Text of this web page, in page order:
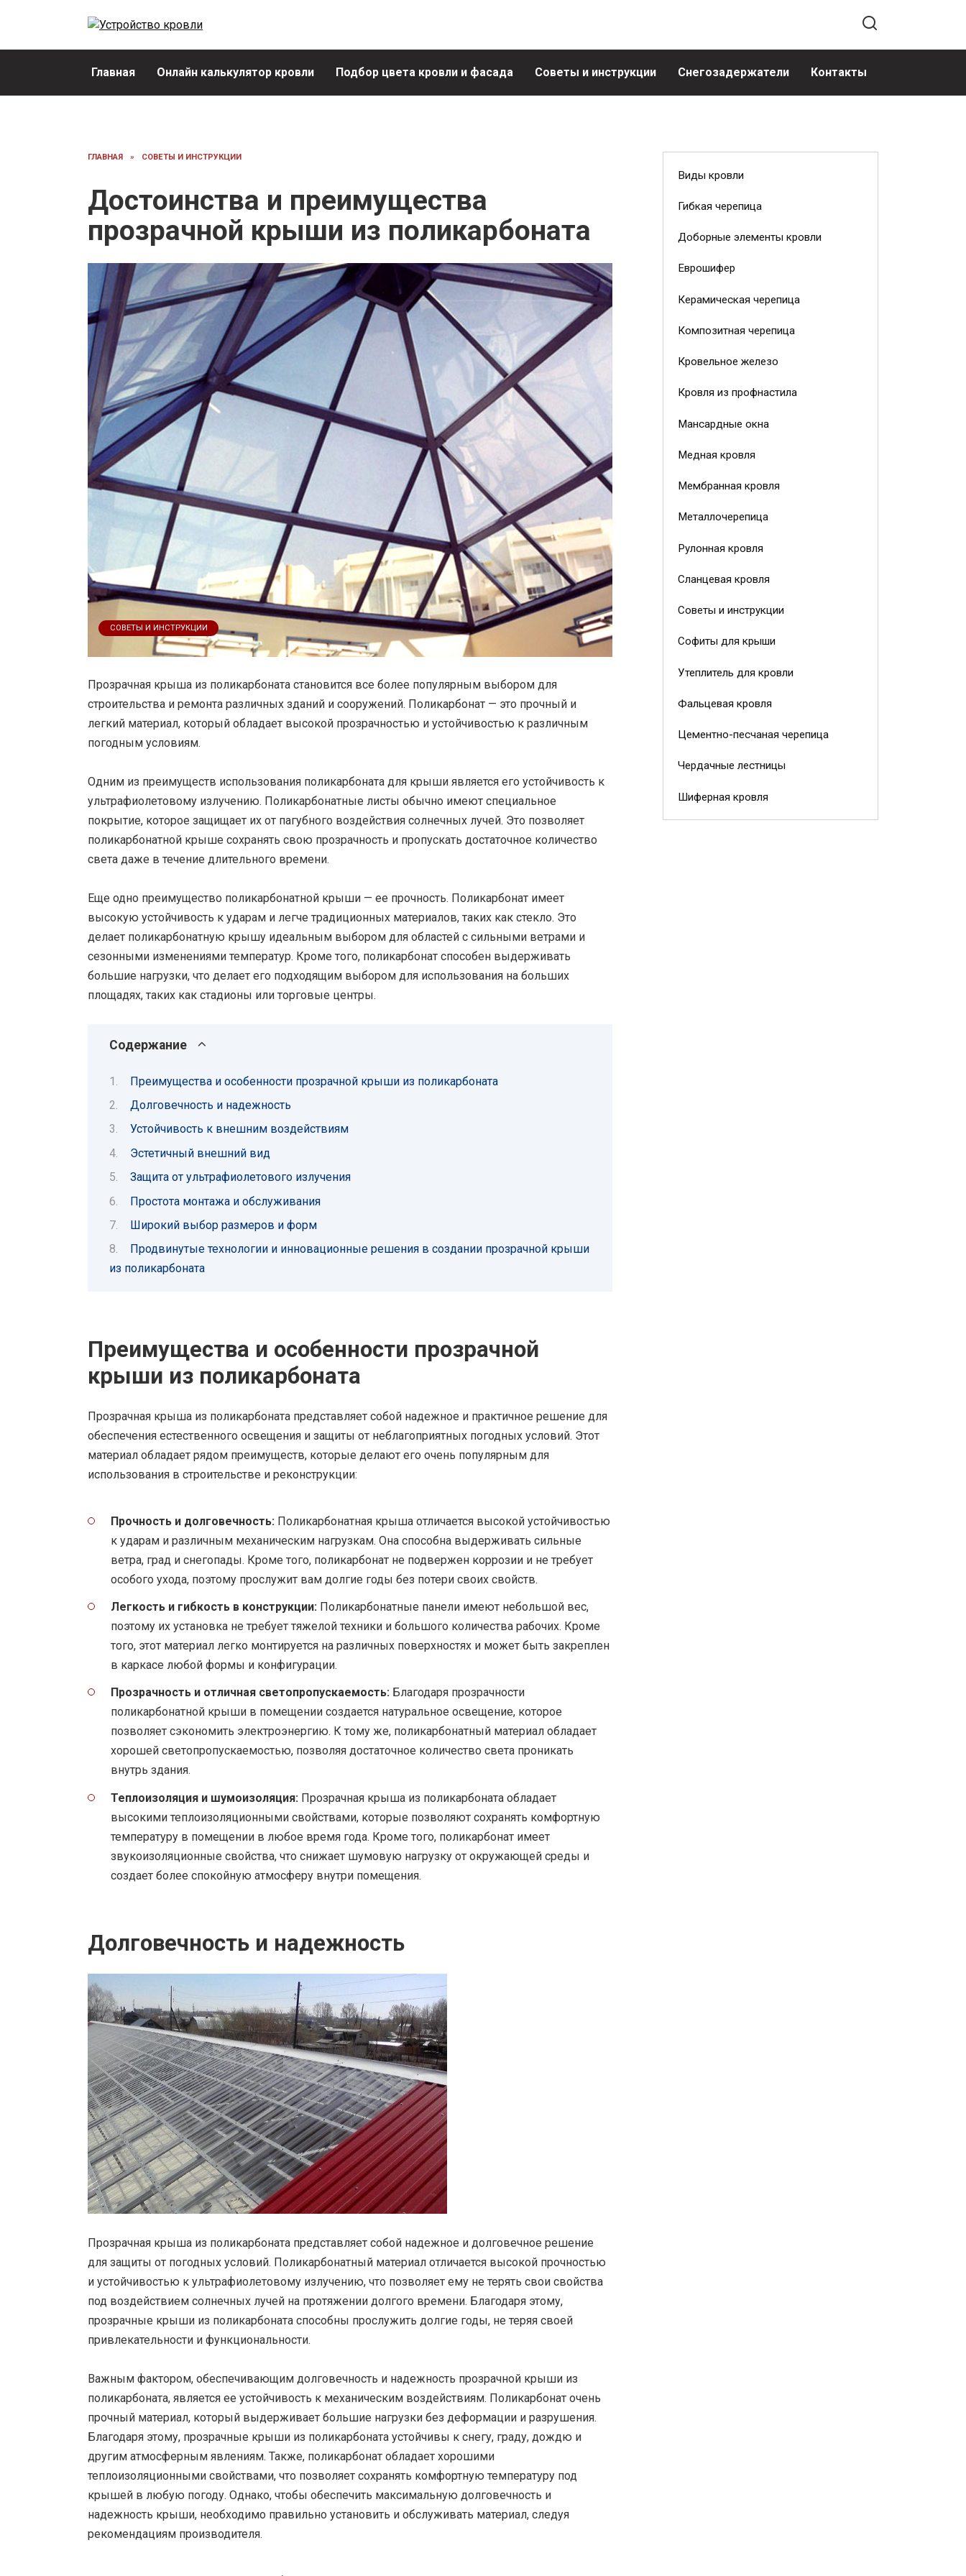
Главная Онлайн калькулятор кровли Подбор цвета кровли и фасада Советы и инструкции Снегозадержатели Контакты
ГЛАВНАЯ » СОВЕТЫ И ИНСТРУКЦИИ
Достоинства и преимущества
прозрачной крыши из поликарбоната
СОВЕТЫ И ИНСТРУКЦИИ
Прозрачная крыша из поликарбоната становится все более популярным выбором для
строительства и ремонта различных зданий и сооружений. Поликарбонат — это прочный и
легкий материал, который обладает высокой прозрачностью и устойчивостью к различным
погодным условиям.
Одним из преимуществ использования поликарбоната для крыши является его устойчивость к
ультрафиолетовому излучению. Поликарбонатные листы обычно имеют специальное
покрытие, которое защищает их от пагубного воздействия солнечных лучей. Это позволяет
поликарбонатной крыше сохранять свою прозрачность и пропускать достаточное количество
света даже в течение длительного времени.
Еще одно преимущество поликарбонатной крыши — ее прочность. Поликарбонат имеет
высокую устойчивость к ударам и легче традиционных материалов, таких как стекло. Это
делает поликарбонатную крышу идеальным выбором для областей с сильными ветрами и
сезонными изменениями температур. Кроме того, поликарбонат способен выдерживать
большие нагрузки, что делает его подходящим выбором для использования на больших
площадях, таких как стадионы или торговые центры.
Содержание
Преимущества и особенности прозрачной крыши из поликарбоната
Долговечность и надежность
Устойчивость к внешним воздействиям
Эстетичный внешний вид
Защита от ультрафиолетового излучения
Простота монтажа и обслуживания
Широкий выбор размеров и форм
Продвинутые технологии и инновационные решения в создании прозрачной крыши
из поликарбоната
Преимущества и особенности прозрачной
крыши из поликарбоната
Прозрачная крыша из поликарбоната представляет собой надежное и практичное решение для
обеспечения естественного освещения и защиты от неблагоприятных погодных условий. Этот
материал обладает рядом преимуществ, которые делают его очень популярным для
использования в строительстве и реконструкции:
Прочность и долговечность: Поликарбонатная крыша отличается высокой устойчивостью
к ударам и различным механическим нагрузкам. Она способна выдерживать сильные
ветра, град и снегопады. Кроме того, поликарбонат не подвержен коррозии и не требует
особого ухода, поэтому прослужит вам долгие годы без потери своих свойств.
Легкость и гибкость в конструкции: Поликарбонатные панели имеют небольшой вес,
поэтому их установка не требует тяжелой техники и большого количества рабочих. Кроме
того, этот материал легко монтируется на различных поверхностях и может быть закреплен
в каркасе любой формы и конфигурации.
Прозрачность и отличная светопропускаемость: Благодаря прозрачности
поликарбонатной крыши в помещении создается натуральное освещение, которое
позволяет сэкономить электроэнергию. К тому же, поликарбонатный материал обладает
хорошей светопропускаемостью, позволяя достаточное количество света проникать
внутрь здания.
Теплоизоляция и шумоизоляция: Прозрачная крыша из поликарбоната обладает
высокими теплоизоляционными свойствами, которые позволяют сохранять комфортную
температуру в помещении в любое время года. Кроме того, поликарбонат имеет
звукоизоляционные свойства, что снижает шумовую нагрузку от окружающей среды и
создает более спокойную атмосферу внутри помещения.
Долговечность и надежность
Прозрачная крыша из поликарбоната представляет собой надежное и долговечное решение
для защиты от погодных условий. Поликарбонатный материал отличается высокой прочностью
и устойчивостью к ультрафиолетовому излучению, что позволяет ему не терять свои свойства
под воздействием солнечных лучей на протяжении долгого времени. Благодаря этому,
прозрачные крыши из поликарбоната способны прослужить долгие годы, не теряя своей
привлекательности и функциональности.
Важным фактором, обеспечивающим долговечность и надежность прозрачной крыши из
поликарбоната, является ее устойчивость к механическим воздействиям. Поликарбонат очень
прочный материал, который выдерживает большие нагрузки без деформации и разрушения.
Благодаря этому, прозрачные крыши из поликарбоната устойчивы к снегу, граду, дождю и
другим атмосферным явлениям. Также, поликарбонат обладает хорошими
теплоизоляционными свойствами, что позволяет сохранять комфортную температуру под
крышей в любую погоду. Однако, чтобы обеспечить максимальную долговечность и
надежность крыши, необходимо правильно установить и обслуживать материал, следуя
рекомендациям производителя.
Виды кровли
Гибкая черепица
Доборные элементы кровли
Еврошифер
Керамическая черепица
Композитная черепица
Кровельное железо
Кровля из профнастила
Мансардные окна
Медная кровля
Мембранная кровля
Металлочерепица
Рулонная кровля
Сланцевая кровля
Советы и инструкции
Софиты для крыши
Утеплитель для кровли
Фальцевая кровля
Цементно-песчаная черепица
Чердачные лестницы
Шиферная кровля